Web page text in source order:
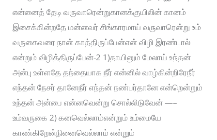
என்னைத் தேடி வருவாரென்றுகானக்குயிலின் கானம்
இசைக்கின்றதே மன்னவர் சிங்காரமாய் வருவாரென்று உம்
வருகைவரை நான் காத்திருப்பேன்என் விழி இரண்டால்
என்றும் விழித்திருப்பேன்-2 1)தாயினும் மேலாய் உந்தன்
அன்பு உள்ளதே தந்தையாக நீர் என்னில் வாழ்கின்றிரேநீர்
எந்தன் நேசர் தானேநீர் எந்தன் நண்பர்தானே என்றென்றும்
உந்தன் அன்பை என்னவென்று சொல்லிடுவேன் —–
உம்வருகை 2) கனவெல்லாம்என்றும் உம்மையே
காண்கிறேன்நினைவெல்லாம் என்றும்